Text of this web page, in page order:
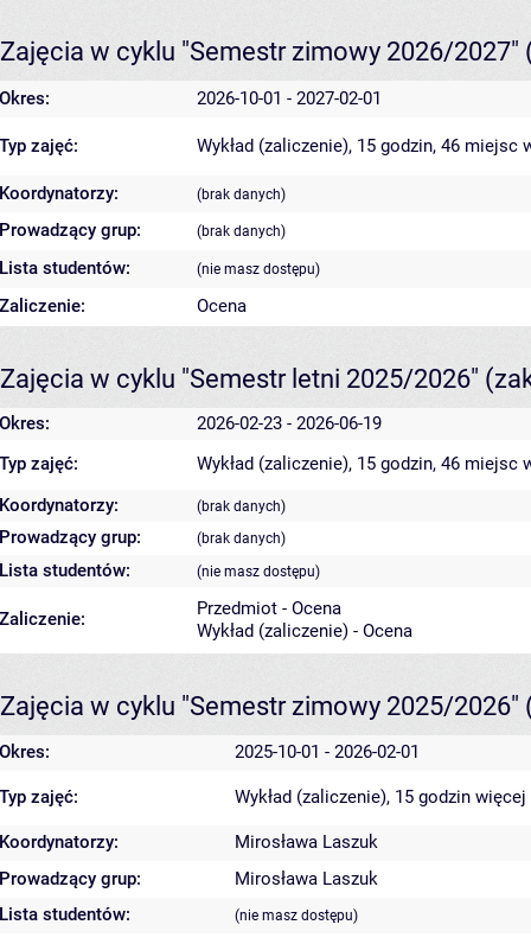
Zajęcia w cyklu "Semestr zimowy 2026/2027"
Okres: 2026-10-01 - 2027-02-01
Typ zajęć: Wykład (zaliczenie), 15 godzin, 46 miejsc
Koordynatorzy: (brak danych)
Prowadzący grup: (brak danych)
Lista studentów: (nie masz dostępu)
Zaliczenie: Ocena
Zajęcia w cyklu "Semestr letni 2025/2026"
Okres:
2026-02-23 - 2026-06-19
Typ zajęć:
Wykład (zaliczenie), 15 godzin, 46 miejsc
Koordynatorzy:
(brak danych)
Prowadzący grup: (brak danych)
Lista studentów: (nie masz dostępu)
Zaliczenie:
Przedmiot - Ocena
Wykład (zaliczenie) - Ocena
Zajęcia w cyklu "Semestr zimowy 2025/2026"
Okres: 2025-10-01 - 2026-02-01
Typ zajęć: Wykład (zaliczenie), 15 godzin
Koordynatorzy:
Mirosława Laszuk
Prowadzący grup:
Mirosława Laszuk
Lista studentów:
(nie masz dostępu)